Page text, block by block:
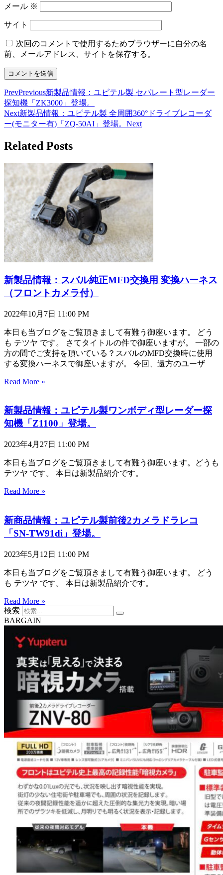
メール ※
サイト
次回のコメントで使用するためブラウザーに自分の名
前、メールアドレス、サイトを保存する。
PrevPrevious新製品情報：ユピテル製 セパレート型レーダー
探知機「ZK3000」登場。
Next新製品情報：ユピテル製 全周囲360°ドライブレコーダ
ー(モニター有)「ZQ-50AI」登場。 Next
Related Posts
新製品情報：スバル純正MFD交換用 変換ハーネス
（フロントカメラ付）
2022年10月7日 11:00 PM
本日も当ブログをご覧頂きまして有難う御座います。 どう
も テツヤ です。 さてタイトルの件で御座いますが。 一部の
方の間でご支持を頂いている？スバルのMFD交換時に使用
する変換ハーネスで御座いますが。 今回、遠方のユーザ
Read More »
新製品情報：ユピテル製ワンボディ型レーダー探
知機「Z1100」登場。
2023年4月27日 11:00 PM
本日も当ブログをご覧頂きまして有難う御座います。どうも
テツヤ です。 本日は新製品紹介です。
Read More »
新商品情報：ユピテル製前後2カメラドラレコ
「SN-TW91di」登場。
2023年5月12日 11:00 PM
本日も当ブログをご覧頂きまして有難う御座います。 どう
も テツヤ です。 本日は新製品紹介です。
Read More »
検索
BARGAIN